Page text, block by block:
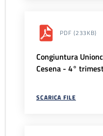
PDF (233KB)
Congiuntura
Cesena - 4°
SCARICA FILE